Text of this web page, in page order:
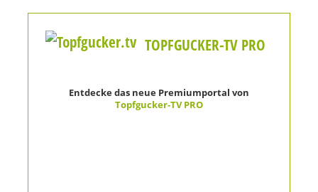
TOPFGUCKER-TV PRO
Entdecke das neue Premiumportal von
Topfgucker-TV PRO